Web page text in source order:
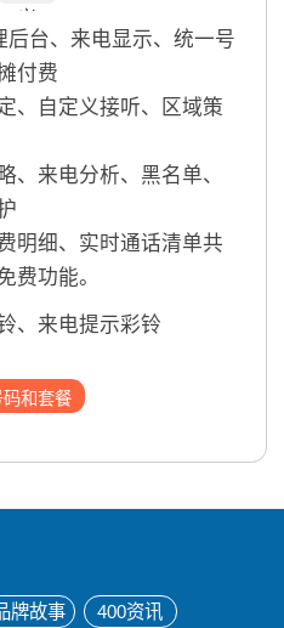
义
后台、来电显示、统一号
付费
、自定义接听、区域策
、来电分析、黑名单、
明细、实时通话清单共
费功能。
、来电提示彩铃
码和套餐
牌故事
400资讯